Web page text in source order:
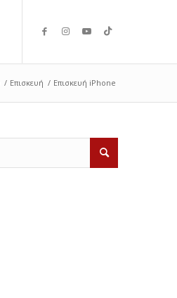
/ Επισκευή / Επισκευή iPhone